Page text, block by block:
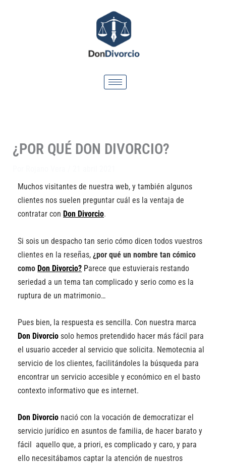
¿POR QUÉ DON DIVORCIO?
Muchos visitantes de nuestra web, y también algunos
clientes nos suelen preguntar cuál es la ventaja de
contratar con Don Divorcio.
Si sois un despacho tan serio cómo dicen todos vuestros
clientes en la reseñas, ¿por qué un nombre tan cómico
como Don Divorcio? Parece que estuvierais restando
seriedad a un tema tan complicado y serio como es la
ruptura de un matrimonio…
Pues bien, la respuesta es sencilla. Con nuestra marca
Don Divorcio solo hemos pretendido hacer más fácil para
el usuario acceder al servicio que solicita. Nemotecnia al
servicio de los clientes, facilitándoles la búsqueda para
encontrar un servicio accesible y económico en el basto
contexto informativo que es internet.
Don Divorcio nació con la vocación de democratizar el
servicio jurídico en asuntos de familia, de hacer barato y
fácil aquello que, a priori, es complicado y caro, y para
ello necesitábamos captar la atención de nuestros